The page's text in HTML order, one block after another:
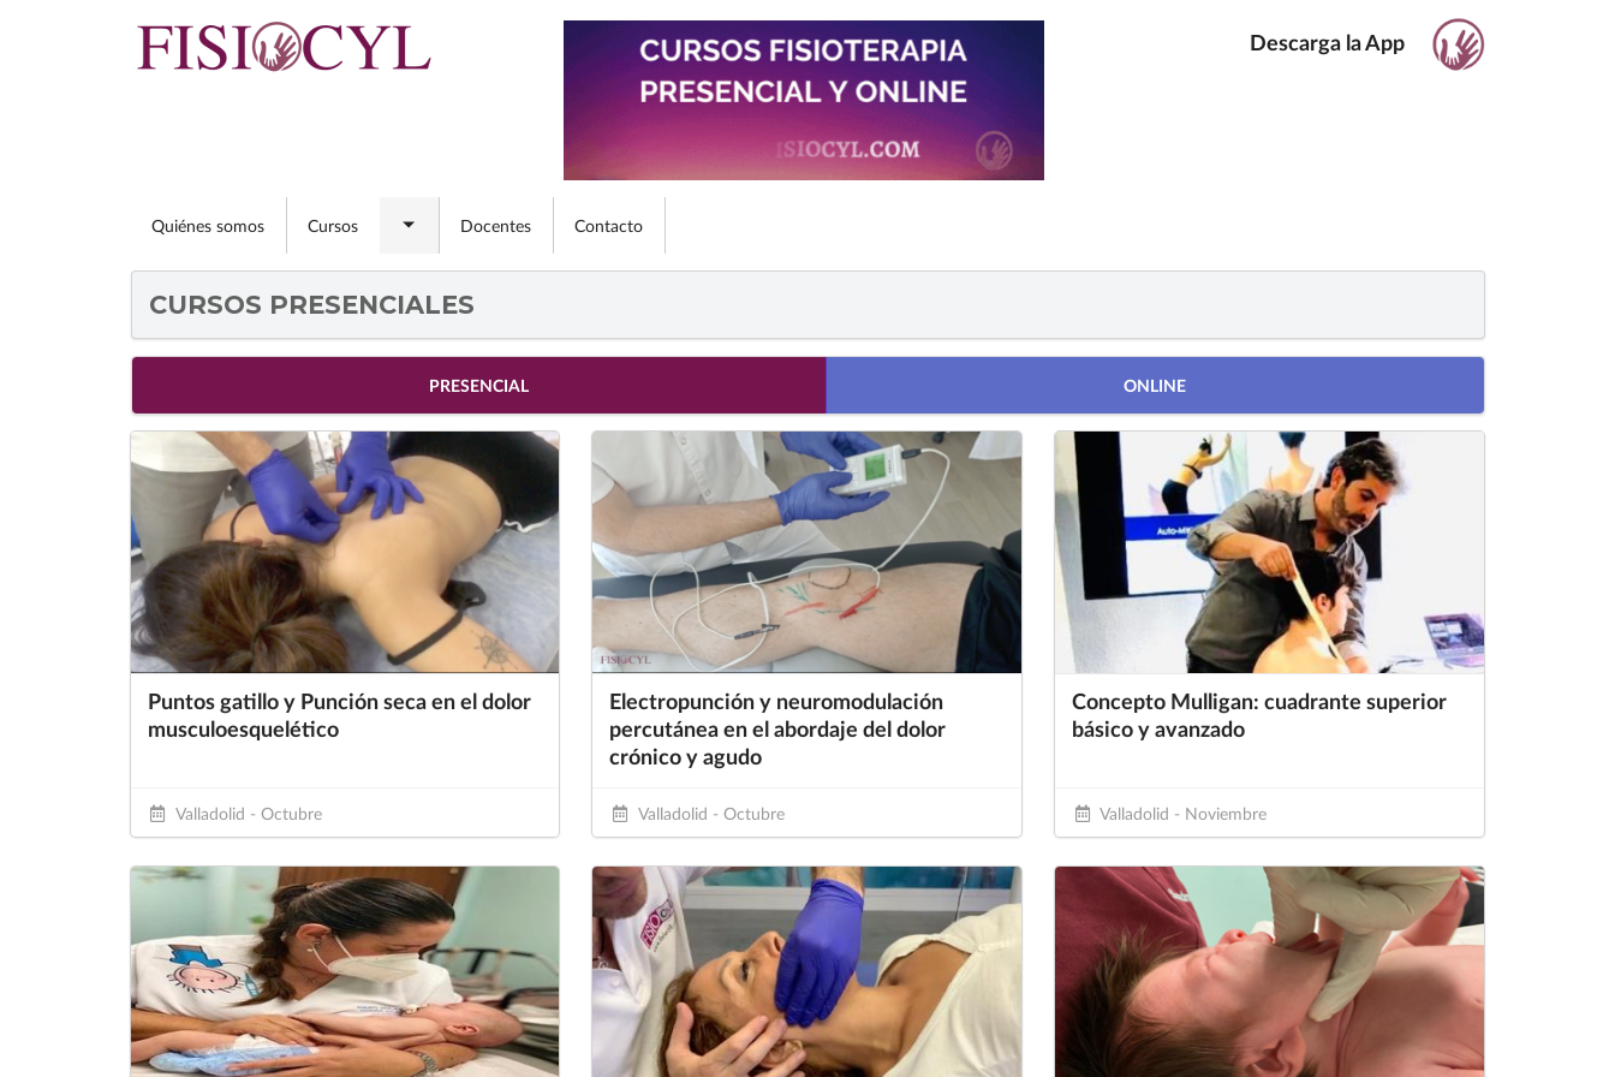
Descarga la App
Quiénes somos Cursos
Toggle
submenu
Docentes Contacto
CURSOS PRESENCIALES
PRESENCIAL ONLINE
Puntos gatillo y Punción seca en el dolor
musculoesquelético
Valladolid - Octubre
Electropunción y neuromodulación
percutánea en el abordaje del dolor
crónico y agudo
Valladolid - Octubre
Concepto Mulligan: cuadrante superior
básico y avanzado
Valladolid - Noviembre